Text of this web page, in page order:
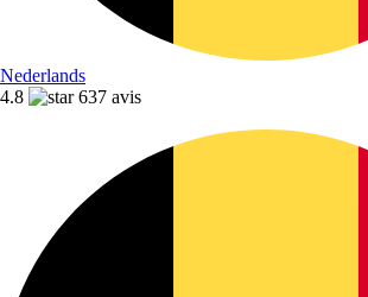
Nederlands
4.8
637 avis